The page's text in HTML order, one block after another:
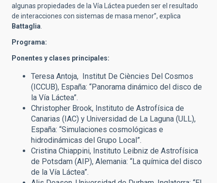
algunas propiedades de la Vía Láctea pueden ser el resultado
de interacciones con sistemas de masa menor”, explica
Battaglia
Programa:
Ponentes y clases principales:
Teresa Antoja, Institut De Ciències Del Cosmos
(ICCUB), España: “Panorama dinámico del disco de
la Vía Láctea”.
Christopher Brook, Instituto de Astrofísica de
Canarias (IAC) y Universidad de La Laguna (ULL),
España: “Simulaciones cosmológicas e
hidrodinámicas del Grupo Local”.
Cristina Chiappini, Instituto Leibniz de Astrofísica
de Potsdam (AIP), Alemania: “La química del disco
de la Vía Láctea”.